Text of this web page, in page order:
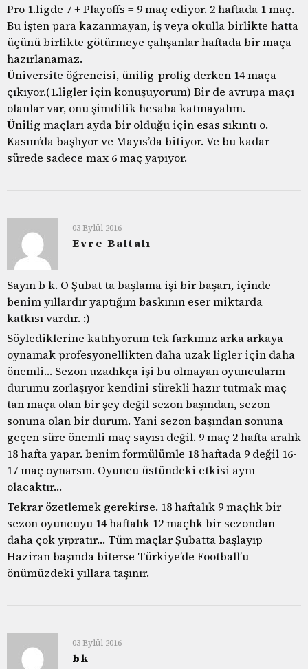
Pro 1.ligde 7 + Playoffs = 9 maç ediyor. 2 haftada 1 maç.
Bu işten para kazanmayan, iş veya okulla birlikte hatta
üçünü birlikte götürmeye çalışanlar haftada bir maça
hazırlanamaz.
Üniversite öğrencisi, ünilig-prolig derken 14 maça
çıkıyor.(1.ligler için konuşuyorum) Bir de avrupa maçı
olanlar var, onu şimdilik hesaba katmayalım.
Ünilig maçları ayda bir olduğu için esas sıkıntı o.
Kasım’da başlıyor ve Mayıs’da bitiyor. Ve bu kadar
sürede sadece max 6 maç yapıyor.
03 Eylül 2016
Evre Baltalı
Sayın b k. O Şubat ta başlama işi bir başarı, içinde
benim yıllardır yaptığım baskının eser miktarda
katkısı vardır. :)
Söylediklerine katılıyorum tek farkımız arka arkaya
oynamak profesyonellikten daha uzak ligler için daha
önemli… Sezon uzadıkça işi bu olmayan oyuncuların
durumu zorlaşıyor kendini sürekli hazır tutmak maç
tan maça olan bir şey değil sezon başından, sezon
sonuna olan bir durum. Yani sezon başından sonuna
geçen süre önemli maç sayısı değil. 9 maç 2 hafta aralık
18 hafta yapar. benim formülümle 18 haftada 9 değil 16-
17 maç oynarsın. Oyuncu üstündeki etkisi aynı
olacaktır…
Tekrar özetlemek gerekirse. 18 haftalık 9 maçlık bir
sezon oyuncuyu 14 haftalık 12 maçlık bir sezondan
daha çok yıpratır… Tüm maçlar Şubatta başlayıp
Haziran başında biterse Türkiye’de Football’u
önümüzdeki yıllara taşınır.
03 Eylül 2016
bk